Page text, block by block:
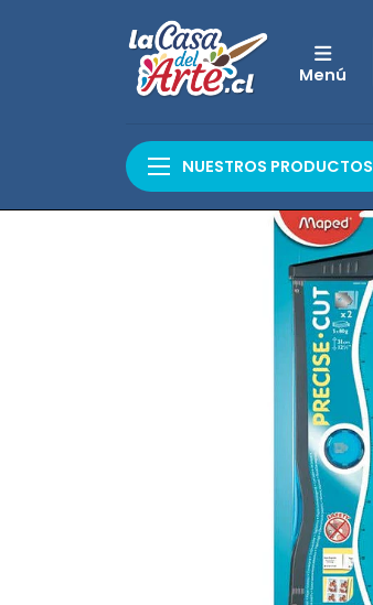
Menú
NUESTROS PRODUCTOS
Inicio